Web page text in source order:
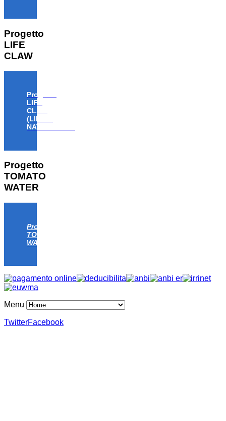
Progetto
LIFE
CLAW
Progetto
LIFE
CLAW
(LIFE18
NAT/IT/000806)
Progetto
TOMATO
WATER
Progetto
TOMATO
WATER
Menu
TwitterFacebook